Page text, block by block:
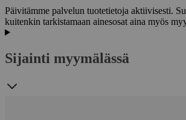
Päivitämme palvelun tuotetietoja aktiivisesti.
kuitenkin tarkistamaan ainesosat aina myös
Sijainti myymälässä